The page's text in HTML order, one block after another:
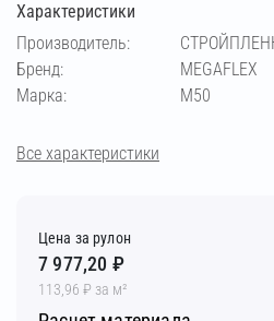
Характеристики
Производитель:
Бренд:
MEGAFLEX
Марка:
M50
Все характеристики
Цена за рулон
7 977,20 ₽
113,96 ₽ за м²